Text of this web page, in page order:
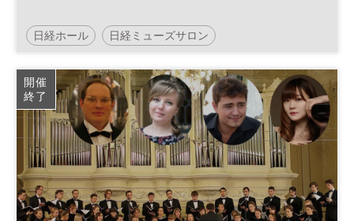
日経ホール 日経ミューズサロン
ピアノ・リサイタル
リサイタル
開催
終了